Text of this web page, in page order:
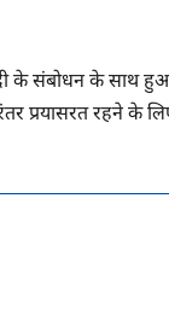
के संबोधन के साथ
प्रयासरत रहने के लिए